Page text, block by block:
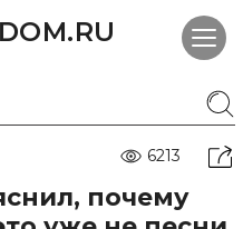
6213
почему